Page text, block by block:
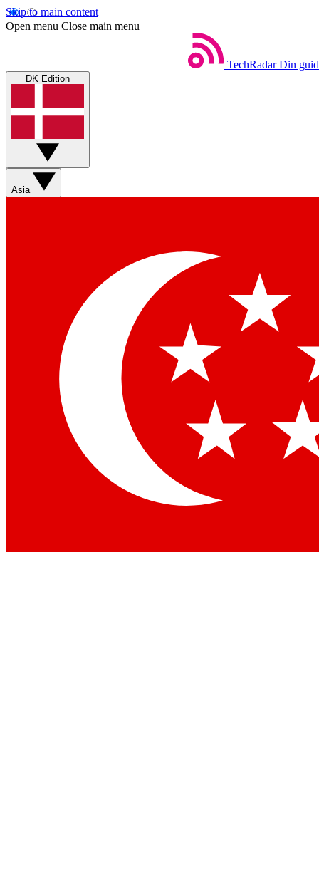
Skip to main content
Open menu Close main menu
TechRadar Din
DK Edition
Asia